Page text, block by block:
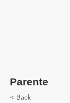
Parente
< Back